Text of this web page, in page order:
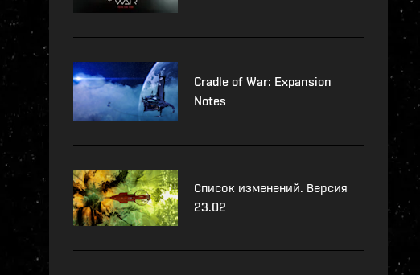
Cradle of War: Expansion
Notes
Список изменений. Версия
23.02